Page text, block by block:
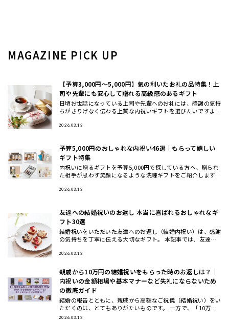
MAGAZINE PICK UP
【予算3,000円〜5,000円】気の利いたお礼の品特集！上
司や先輩にも安心して贈れる高級感のあるギフト
日頃お世話になっている上司や先輩へのお礼には、感謝の気持
ちがさりげなく伝わる上質な内祝いギフトを選びたいですよ
お返し」
2026.03.13
予算5,000円のおしゃれな内祝い46選｜もらって嬉しい
ギフト特集
内祝いに贈るギフトを予算5,000円で探している方へ、贈られ
た相手が思わず笑顔になるような洗練ギフトをご紹介します。
た。 こ
2026.03.13
友達への結婚祝いのお返し 本当に喜ばれるおしゃれなギ
フト30選
結婚祝いをいただいた友達へのお返し（結婚内祝い）は、感謝
の気持ちを丁寧に伝える大切なギフト。 本記事では、友達へ
に喜ばれるお
2026.03.13
親戚から10万円の結婚祝いをもらった時のお返しは？｜
内祝いの金額相場や基本マナーなど失礼にならないため
の徹底ガイド
結婚の報告とともに、親戚から高額なご祝儀（結婚祝い）をい
ただくのは、とてもありがたいものです。 一方で、「10万円
もの結婚祝いをいただいた場合、内祝い（お返し）はどうすれ
2026.03.13